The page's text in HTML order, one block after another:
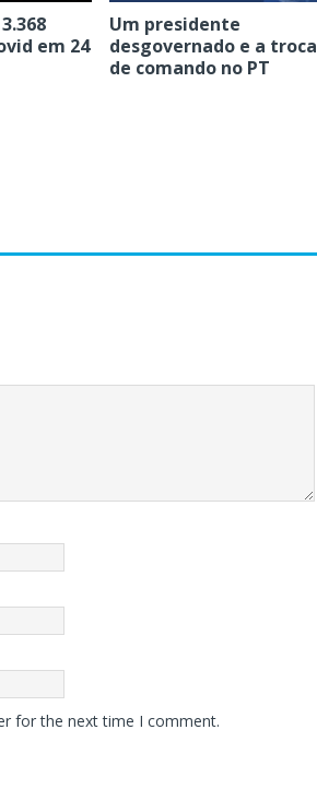
em 24
Um presidente
desgovernado e a troca
de comando no PT
for the next time I comment.